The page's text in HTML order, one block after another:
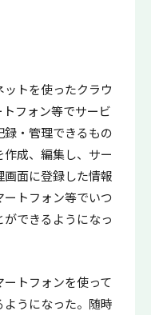
トを使ったクラウ
フォン等でサービ
・管理できるもの
成、編集し、サー
面に登録した情報
トフォン等でいつ
できるようになっ
トフォンを使って
うになった。随時